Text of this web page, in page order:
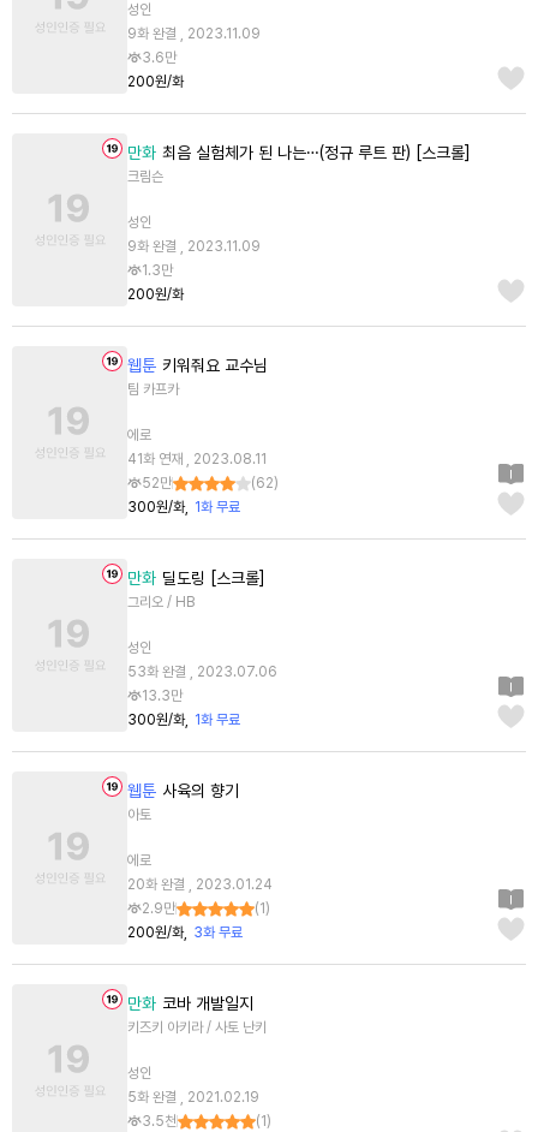
성인
9화 완결 , 2023.11.09
3.6만
200원/화
만화 최음 실험체가 된 나는…(정규 루트 판) [스크롤]
크림슨
성인
9화 완결 , 2023.11.09
1.3만
200원/화
웹툰 키워줘요 교수님
팀 카프카
에로
41화 연재 , 2023.08.11
52만
(62)
300원/화
1화 무료
만화 딜도링 [스크롤]
그리오 / HB
성인
53화 완결 , 2023.07.06
13.3만
300원/화
1화 무료
웹툰 사육의 향기
아토
에로
20화 완결 , 2023.01.24
2.9만
(1 )
200원/화
3화 무료
만화 코바 개발일지
키즈키 아키라 / 사토 난키
성인
5화 완결 , 2021.02.19
3.5천
(1 )